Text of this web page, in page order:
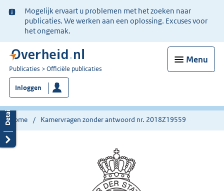
Ter
informatie:
Mogelijk ervaart u problemen met het zoeken naar
publicaties. We werken aan een oplossing. Excuses voor
het ongemak.
Menu
U
bent
nu
hier:
Publicaties Officiële publicaties
Inloggen
Home Kamervragen zonder antwoord nr. 2018Z19559